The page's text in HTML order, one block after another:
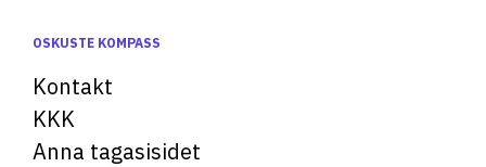
OSKUSTE KOMPASS
Kontakt
KKK
Anna tagasisidet